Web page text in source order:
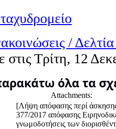
/
στις Τρίτη, 12
όλα τα
Attachments:
[Λήψη απόφασης περί
377/2017 απόφασης
γνωμοδοτήσεις των